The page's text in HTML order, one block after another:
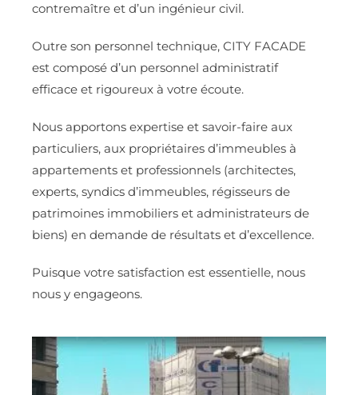
contremaître et d’un ingénieur civil.
Outre son personnel technique, CITY FACADE
est composé d’un personnel administratif
efficace et rigoureux à votre écoute.
Nous apportons expertise et savoir-faire aux
particuliers, aux propriétaires d’immeubles à
appartements et professionnels (architectes,
experts, syndics d’immeubles, régisseurs de
patrimoines immobiliers et administrateurs de
biens) en demande de résultats et d’excellence.
Puisque votre satisfaction est essentielle, nous
nous y engageons.